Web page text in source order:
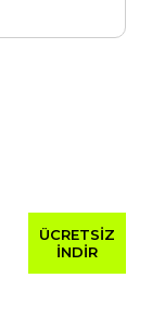
ÜCRETSİZ
İNDİR